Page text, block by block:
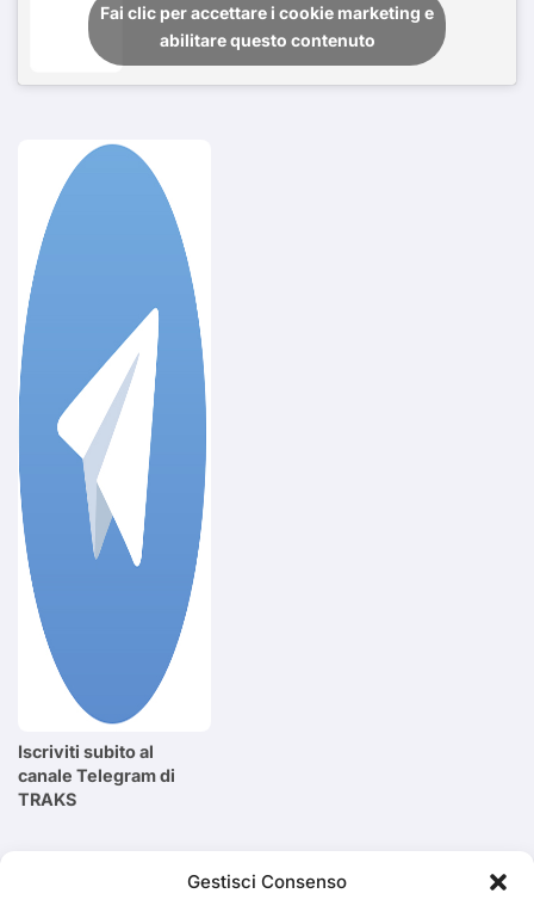
Gestisci Consenso
Fai clic per accettare i cookie marketing e
abilitare questo contenuto
Iscriviti subito al
canale Telegram di
TRAKS